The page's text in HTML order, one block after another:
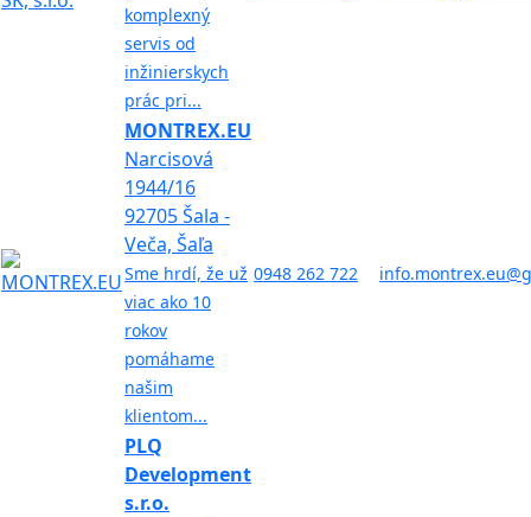
komplexný
servis od
inžinierskych
prác pri...
MONTREX.EU
Narcisová
1944/16
92705 Šala -
Veča, Šaľa
Sme hrdí, že už
viac ako 10
rokov
pomáhame
našim
klientom...
0948 262 722
PLQ
Development
s.r.o.